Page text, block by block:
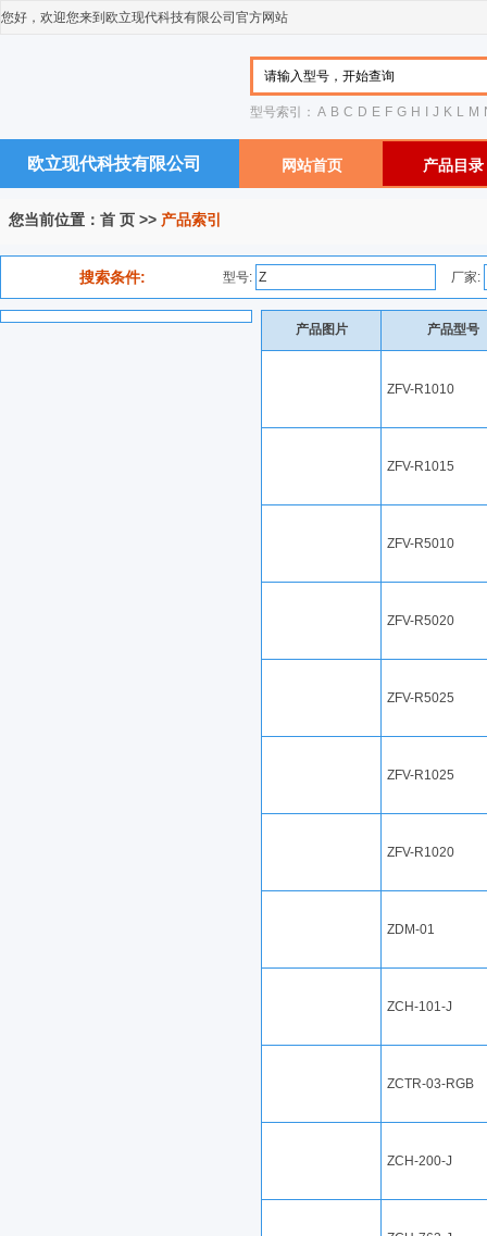
您好，欢迎您来到欧立现代科技有限公司官方网站
型号索引： A B C D E F G H J K L M
欧立现代科技有限公司 网站首页 产品目录
您当前位置： 首 页 >> 产品索引
搜索条件: 型号: 厂家:
产品图片 产品型号
ZFV-R1010
ZFV-R1015
ZFV-R5010
ZFV-R5020
ZFV-R5025
ZFV-R1025
ZFV-R1020
ZDM-01
ZCH-101-J
ZCTR-03-RGB
ZCH-200-J